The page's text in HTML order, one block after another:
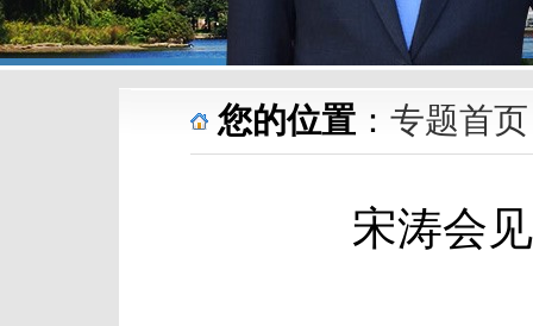
您的位置 ： 专题首页
宋涛会